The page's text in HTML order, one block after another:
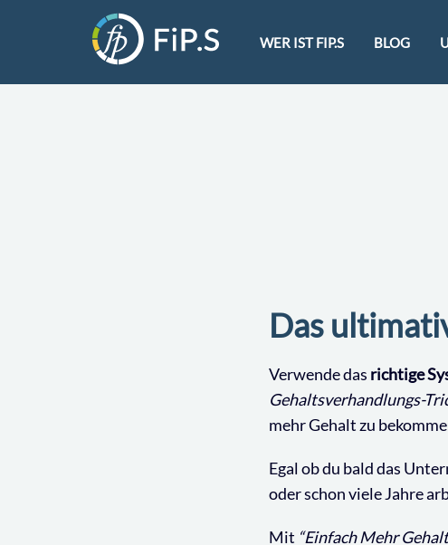
WER IST FIP.S BLOG
Das
Verwende das richtige
Gehaltsverhandlungs-
mehr Gehalt zu
Egal ob du bald das
oder schon viele Jahre
Mit “Einfach Mehr